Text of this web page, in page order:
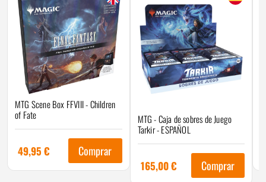
MTG Scene Box FFVIII - Children
of Fate
49,95 € Comprar
MTG - Caja de sobres de Juego
Tarkir - ESPAÑOL
165,00€ Comprar